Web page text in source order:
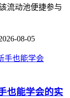
流动池便捷参与
08-05
也能学会的实